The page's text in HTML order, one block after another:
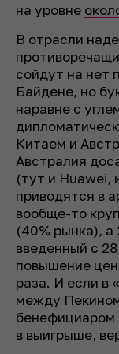
на уровне
В отрасли
сойдут на нет
Байдене, но
наравне с
Китаем и
Австралия
(тут и Huawei,
приводятся в
вообще-то
(40% рынка), а
введенный с
повышение цен
раза. И если в
между
бенефициаром
в выигрыше,